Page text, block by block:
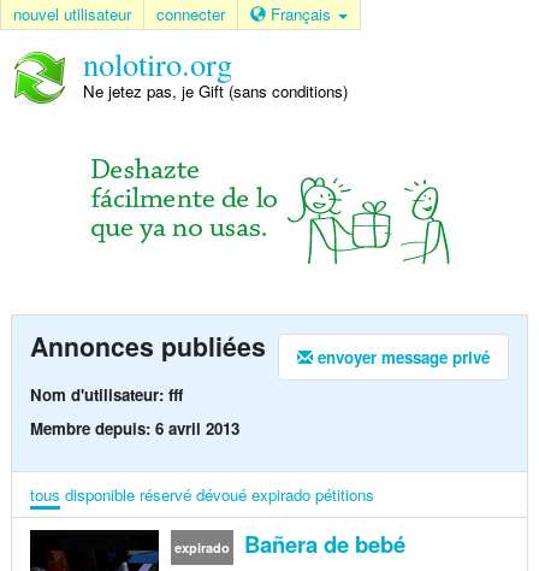
nouvel utilisateur connecter Français
nolotiro.org
Ne jetez pas, je Gift (sans conditions)
envoyer message privé
Annonces publiées
Nom d'utilisateur: fff
Membre depuis: 6 avril 2013
tous disponible réservé dévoué expirado pétitions
expirado Bañera de bebé